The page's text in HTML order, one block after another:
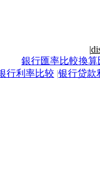
|
銀行匯率比較換算
行利率比较 |银行贷款